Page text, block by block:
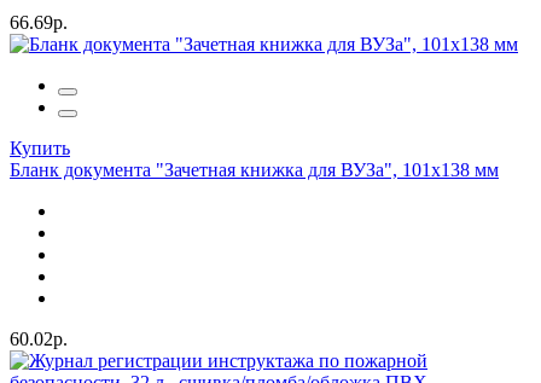
66.69р.
Купить
Бланк документа "Зачетная книжка для ВУЗа", 101х138 мм
60.02р.